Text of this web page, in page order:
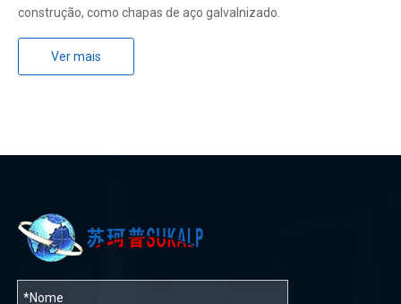
construção, como chapas de aço galvalnizado.
Ver mais